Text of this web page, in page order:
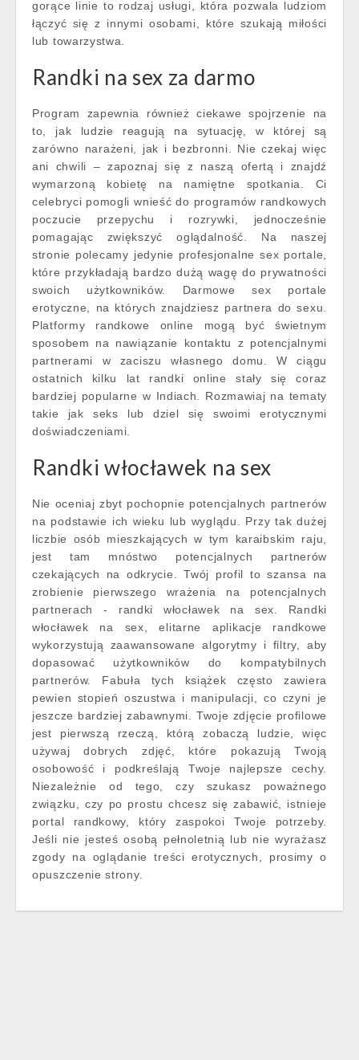
gorące linie to rodzaj usługi, która pozwala ludziom
łączyć się z innymi osobami, które szukają miłości
lub towarzystwa.
Randki na sex za darmo
Program zapewnia również ciekawe spojrzenie na
to, jak ludzie reagują na sytuację, w której są
zarówno narażeni, jak i bezbronni. Nie czekaj więc
ani chwili – zapoznaj się z naszą ofertą i znajdź
wymarzoną kobietę na namiętne spotkania. Ci
celebryci pomogli wnieść do programów randkowych
poczucie przepychu i rozrywki, jednocześnie
pomagając zwiększyć oglądalność. Na naszej
stronie polecamy jedynie profesjonalne sex portale,
które przykładają bardzo dużą wagę do prywatności
swoich użytkowników. Darmowe sex portale
erotyczne, na których znajdziesz partnera do sexu.
Platformy randkowe online mogą być świetnym
sposobem na nawiązanie kontaktu z potencjalnymi
partnerami w zaciszu własnego domu. W ciągu
ostatnich kilku lat randki online stały się coraz
bardziej popularne w Indiach. Rozmawiaj na tematy
takie jak seks lub dziel się swoimi erotycznymi
doświadczeniami.
Randki włocławek na sex
Nie oceniaj zbyt pochopnie potencjalnych partnerów
na podstawie ich wieku lub wyglądu. Przy tak dużej
liczbie osób mieszkających w tym karaibskim raju,
jest tam mnóstwo potencjalnych partnerów
czekających na odkrycie. Twój profil to szansa na
zrobienie pierwszego wrażenia na potencjalnych
partnerach - randki włocławek na sex. Randki
włocławek na sex, elitarne aplikacje randkowe
wykorzystują zaawansowane algorytmy i filtry, aby
dopasować użytkowników do kompatybilnych
partnerów. Fabuła tych książek często zawiera
pewien stopień oszustwa i manipulacji, co czyni je
jeszcze bardziej zabawnymi. Twoje zdjęcie profilowe
jest pierwszą rzeczą, którą zobaczą ludzie, więc
używaj dobrych zdjęć, które pokazują Twoją
osobowość i podkreślają Twoje najlepsze cechy.
Niezależnie od tego, czy szukasz poważnego
związku, czy po prostu chcesz się zabawić, istnieje
portal randkowy, który zaspokoi Twoje potrzeby.
Jeśli nie jesteś osobą pełnoletnią lub nie wyrażasz
zgody na oglądanie treści erotycznych, prosimy o
opuszczenie strony.